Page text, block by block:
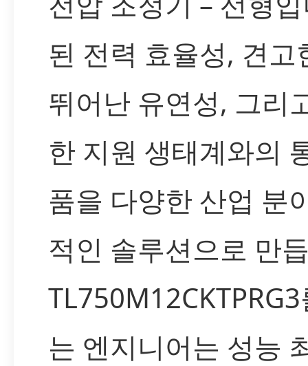
된 전력 효율성, 견고
뛰어난 유연성, 그리
한 지원 생태계와의
품을 다양한 산업 분
적인 솔루션으로 만
는 엔지니어는 성능